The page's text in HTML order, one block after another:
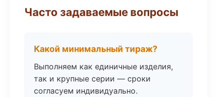
Часто задаваемые вопросы
Какой минимальный тираж?
Выполняем как единичные изделия,
так и крупные серии — сроки
согласуем индивидуально.